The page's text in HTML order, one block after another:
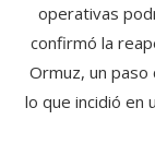
operativas
confirmó la
Ormuz, un
lo que incidió en